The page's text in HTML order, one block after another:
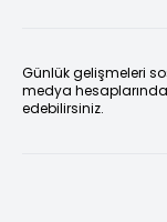
Günlük gelişmeleri
medya
edebilirsiniz.